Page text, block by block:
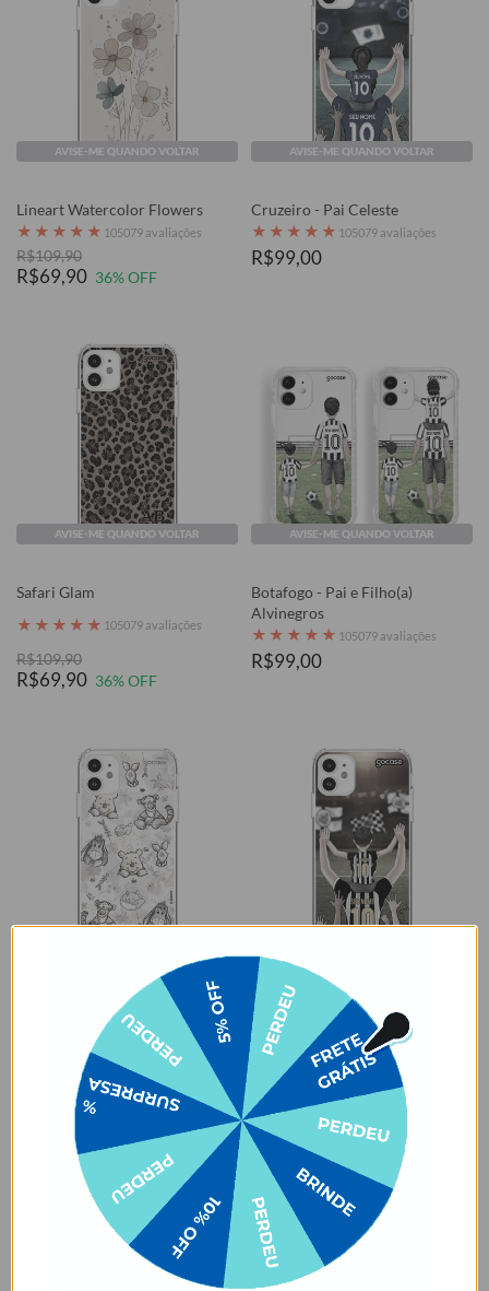
AVISE-ME QUANDO VOLTAR
Lineart Watercolor Flowers
★ ★ ★ ★ ★ 105079 avaliações
R$109,90
R$69,90 36% OFF
AVISE-ME QUANDO VOLTAR
Cruzeiro - Pai Celeste
★ ★ ★ ★ ★ 105079 avaliações
R$99,00
AVISE-ME QUANDO VOLTAR
Safari Glam
★ ★ ★ ★ ★ 105079 avaliações
R$109,90
R$69,90 36% OFF
AVISE-ME QUANDO VOLTAR
Botafogo - Pai e Filho(a)
Alvinegros
★ ★ ★ ★ ★ 105079 avaliações
R$99,00
Ursinho Pooh - Watercolor
★ 105079 avaliações
R$69,90 38% OFF
Santos - Pai Alvinegro
★ ★ ★ 105079 avaliações
R$99,90